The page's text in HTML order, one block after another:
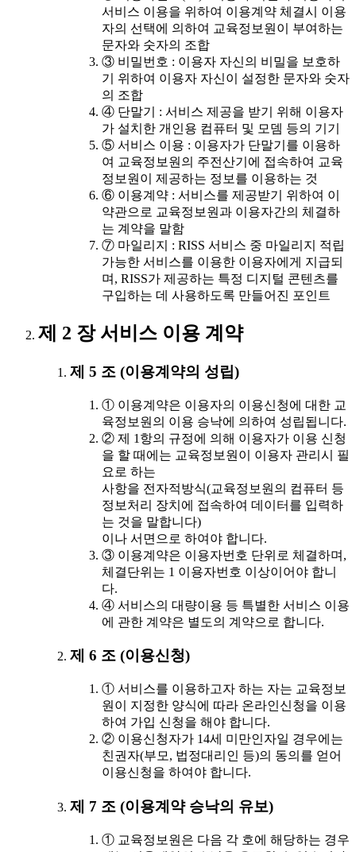
서비스 이용을 위하여 이용계약 체결시 이용
자의 선택에 의하여 교육정보원이 부여하는
문자와 숫자의 조합
③ 비밀번호 : 이용자 자신의 비밀을 보호하
기 위하여 이용자 자신이 설정한 문자와 숫자
의 조합
④ 단말기 : 서비스 제공을 받기 위해 이용자
가 설치한 개인용 컴퓨터 및 모뎀 등의 기기
⑤ 서비스 이용 : 이용자가 단말기를 이용하
여 교육정보원의 주전산기에 접속하여 교육
정보원이 제공하는 정보를 이용하는 것
⑥ 이용계약 : 서비스를 제공받기 위하여 이
약관으로 교육정보원과 이용자간의 체결하
는 계약을 말함
⑦ 마일리지 : RISS 서비스 중 마일리지 적립
가능한 서비스를 이용한 이용자에게 지급되
며, RISS가 제공하는 특정 디지털 콘텐츠를
구입하는 데 사용하도록 만들어진 포인트
제 2 장 서비스 이용 계약
제 5 조 (이용계약의 성립)
① 이용계약은 이용자의 이용신청에 대한 교
육정보원의 이용 승낙에 의하여 성립됩니다.
② 제 1항의 규정에 의해 이용자가 이용 신청
을 할 때에는 교육정보원이 이용자 관리시 필
요로 하는
사항을 전자적방식(교육정보원의 컴퓨터 등
정보처리 장치에 접속하여 데이터를 입력하
는 것을 말합니다)
이나 서면으로 하여야 합니다.
③ 이용계약은 이용자번호 단위로 체결하며,
체결단위는 1 이용자번호 이상이어야 합니
다.
④ 서비스의 대량이용 등 특별한 서비스 이용
에 관한 계약은 별도의 계약으로 합니다.
제 6 조 (이용신청)
① 서비스를 이용하고자 하는 자는 교육정보
원이 지정한 양식에 따라 온라인신청을 이용
하여 가입 신청을 해야 합니다.
② 이용신청자가 14세 미만인자일 경우에는
친권자(부모, 법정대리인 등)의 동의를 얻어
이용신청을 하여야 합니다.
제 7 조 (이용계약 승낙의 유보)
① 교육정보원은 다음 각 호에 해당하는 경우